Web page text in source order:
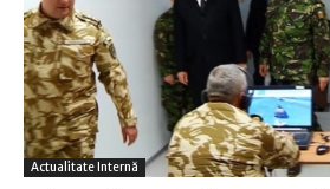
Actualitate Internă